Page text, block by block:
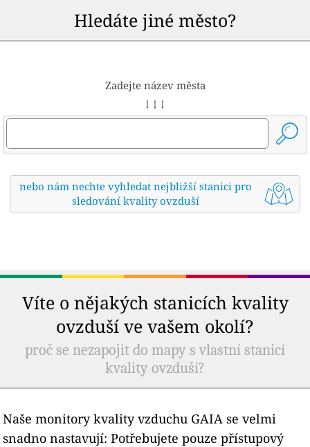
Hledáte jiné město?
Zadejte název města
↓ ↓ ↓
nebo nám nechte vyhledat nejbližší stanici pro
sledování kvality ovzduší
Víte o nějakých stanicích kvality
ovzduší ve vašem okolí?
proč se nezapojit do mapy s vlastní stanicí
kvality ovzduší?
Naše monitory kvality vzduchu GAIA se velmi
snadno nastavují: Potřebujete pouze přístupový